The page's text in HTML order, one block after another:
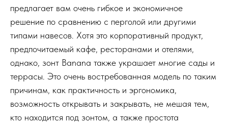
предлагает вам очень гибкое и экономичное
решение по сравнению с перголой или другими
типами навесов. Хотя это корпоративный продукт,
предпочитаемый кафе, ресторанами и отелями,
однако, зонт Banana также украшает многие сады и
террасы. Это очень востребованная модель по таким
причинам, как практичность и эргономика,
возможность открывать и закрывать, не мешая тем,
кто находится под зонтом, а также простота